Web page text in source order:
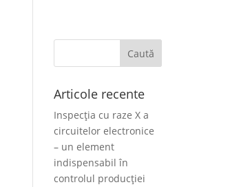
Articole recente
Inspecția cu raze X a
circuitelor electronice
– un element
indispensabil în
controlul producției